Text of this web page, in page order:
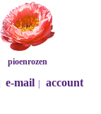
pioenrozen
e-mail account